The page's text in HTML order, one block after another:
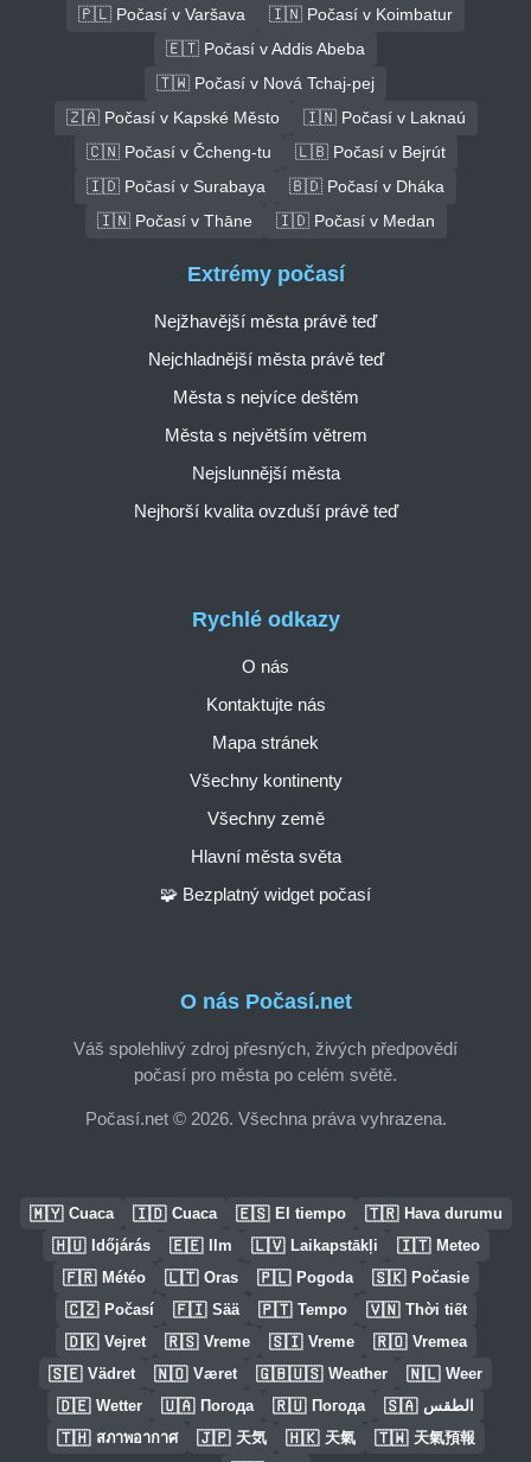
🇵🇱 Počasí v Varšava
🇮🇳 Počasí v Koimbatur
🇪🇹 Počasí v Addis Abeba
🇹🇼 Počasí v Nová Tchaj-pej
🇿🇦 Počasí v Kapské Město
🇮🇳 Počasí v Laknaú
🇨🇳 Počasí v Čcheng-tu
🇱🇧 Počasí v Bejrút
🇮🇩 Počasí v Surabaya
🇧🇩 Počasí v Dháka
🇮🇳 Počasí v Thāne
🇮🇩 Počasí v Medan
O nás Počasí.net
Váš spolehlivý zdroj přesných, živých předpovědí
počasí pro města po celém světě.
Počasí.net © 2026. Všechna práva vyhrazena.
Rychlé odkazy
O nás
Kontaktujte nás
Mapa stránek
Všechny kontinenty
Všechny země
Hlavní města světa
🧩 Bezplatný widget počasí
Extrémy počasí
Nejžhavější města právě teď
Nejchladnější města právě teď
Města s nejvíce deštěm
Města s největším větrem
Nejslunnější města
Nejhorší kvalita ovzduší právě teď
🇲🇾 Cuaca 🇮🇩 Cuaca 🇪🇸 El tiempo 🇹🇷 Hava durumu
🇭🇺 Időjárás 🇪🇪 Ilm 🇱🇻 Laikapstākļi 🇮🇹 Meteo
🇫🇷 Météo 🇱🇹 Oras 🇵🇱 Pogoda 🇸🇰 Počasie
🇨🇿 Počasí 🇫🇮 Sää 🇵🇹 Tempo 🇻🇳 Thời tiết
🇩🇰 Vejret 🇷🇸 Vreme 🇸🇮 Vreme 🇷🇴 Vremea
🇸🇪 Vädret 🇳🇴 Været 🇬🇧🇺🇸 Weather 🇳🇱 Weer
🇩🇪 Wetter 🇺🇦 Погода 🇷🇺 Погода 🇸🇦 الطقس
🇹🇭 สภาพอากาศ 🇯🇵 天気 🇭🇰 天氣 🇹🇼 天氣預報